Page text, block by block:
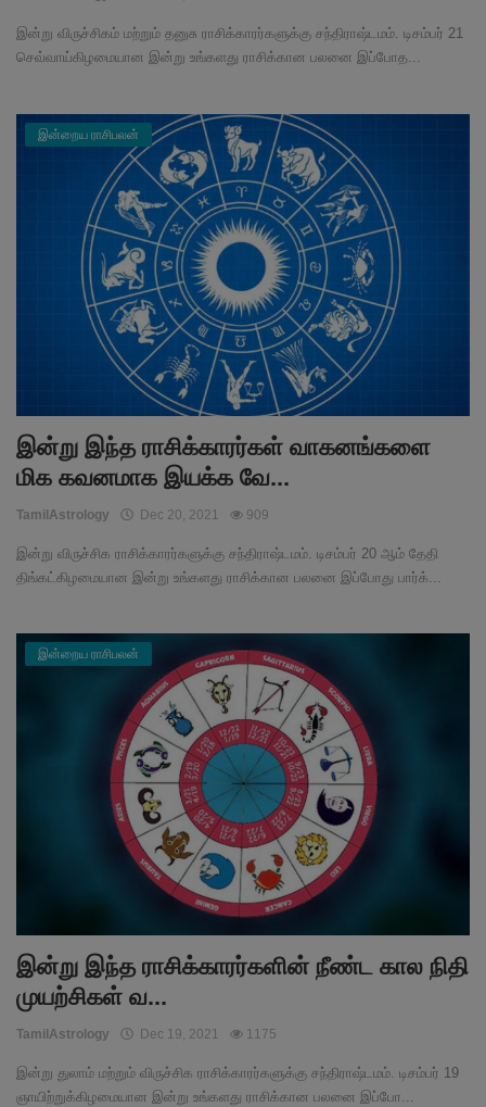
இன்று விருச்சிகம் மற்றும் தனுசு ராசிக்காரர்களுக்கு சந்திராஷ்டமம். டிசம்பர் 21
செவ்வாய்கிழமையான இன்று உங்களது ராசிக்கான பலனை இப்போத...
இன்றைய ராசிபலன்
இன்று இந்த ராசிக்காரர்கள் வாகனங்களை
மிக கவனமாக இயக்க வே...
TamilAstrology Dec 20, 2021 909
இன்று விருச்சிக ராசிக்காரர்களுக்கு சந்திராஷ்டமம். டிசம்பர் 20 ஆம் தேதி
திங்கட்கிழமையான இன்று உங்களது ராசிக்கான பலனை இப்போது பார்க்...
இன்றைய ராசிபலன்
இன்று இந்த ராசிக்காரர்களின் நீண்ட கால நிதி
முயற்சிகள் வ...
TamilAstrology Dec 19, 2021 1175
இன்று துலாம் மற்றும் விருச்சிக ராசிக்காரர்களுக்கு சந்திராஷ்டமம். டிசம்பர் 19
ஞாயிற்றுக்கிழமையான இன்று உங்களது ராசிக்கான பலனை இப்போ...